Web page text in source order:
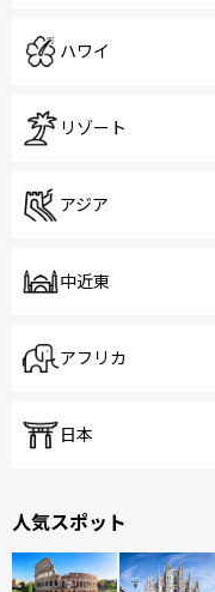
ハワイ
リゾート
アジア
中近東
アフリカ
日本
人気スポット